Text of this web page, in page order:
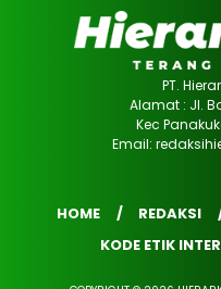
PT.
Alamat : Jl.
Kec
Email:
HOME REDAKSI
KODE ETIK